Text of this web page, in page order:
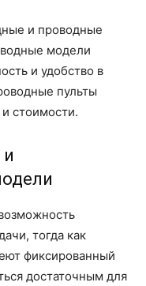
и проводные
модели
и удобство в
пульты
стоимости.
тогда как
фиксированный
достаточным для